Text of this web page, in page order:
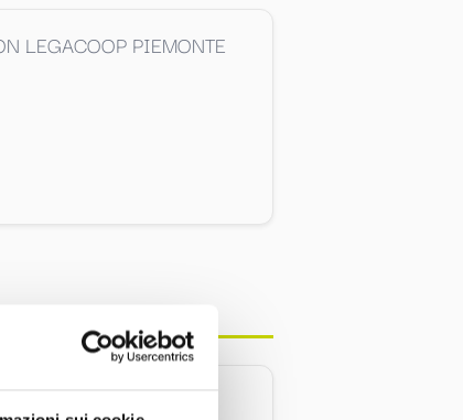
LEGACOOP PIEMONTE